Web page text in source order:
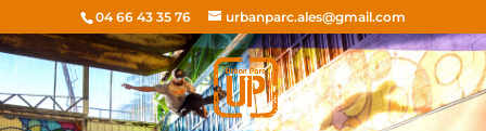
04 66 43 35 76 urbanparc.ales@gmail.com